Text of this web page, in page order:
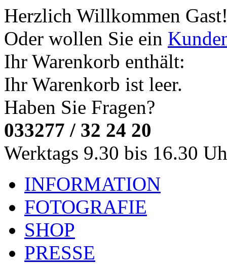
Herzlich Willkommen
Oder wollen Sie ein
Ihr Warenkorb enthält:
Ihr Warenkorb ist leer.
Haben Sie Fragen?
033277 / 32 24 20
Werktags 9.30 bis 16.30
INFORMATION
FOTOGRAFIE
SHOP
PRESSE